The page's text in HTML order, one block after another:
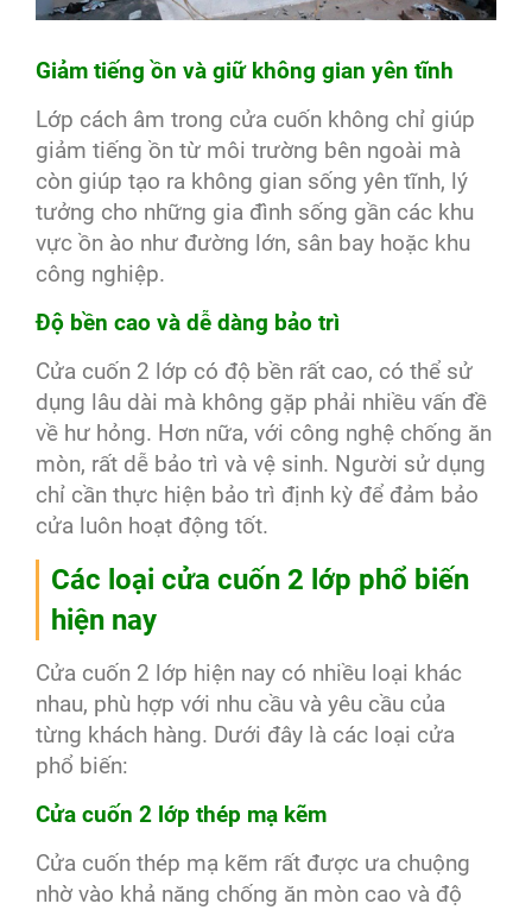
Giảm tiếng ồn và giữ không gian yên tĩnh
Lớp cách âm trong cửa cuốn không chỉ giúp
giảm tiếng ồn từ môi trường bên ngoài mà
còn giúp tạo ra không gian sống yên tĩnh, lý
tưởng cho những gia đình sống gần các khu
vực ồn ào như đường lớn, sân bay hoặc khu
công nghiệp.
Độ bền cao và dễ dàng bảo trì
Cửa cuốn 2 lớp có độ bền rất cao, có thể sử
dụng lâu dài mà không gặp phải nhiều vấn đề
về hư hỏng. Hơn nữa, với công nghệ chống ăn
mòn, rất dễ bảo trì và vệ sinh. Người sử dụng
chỉ cần thực hiện bảo trì định kỳ để đảm bảo
cửa luôn hoạt động tốt.
Các loại cửa cuốn 2 lớp phổ biến
hiện nay
Cửa cuốn 2 lớp hiện nay có nhiều loại khác
nhau, phù hợp với nhu cầu và yêu cầu của
từng khách hàng. Dưới đây là các loại cửa
phổ biến:
Cửa cuốn 2 lớp thép mạ kẽm
Cửa cuốn thép mạ kẽm rất được ưa chuộng
nhờ vào khả năng chống ăn mòn cao và độ